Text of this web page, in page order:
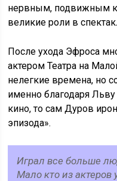
нервным, подвижным
великие роли в
После ухода Эфроса
актером Театра на
нелегкие времена, но
именно благодаря Льву
кино, то сам Дуров
эпизода».
Играл все больше
Мало кто из актеров